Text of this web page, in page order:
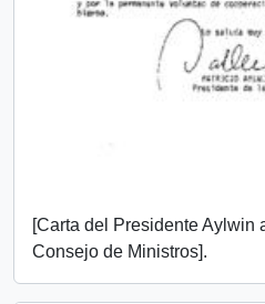
[Carta del Presidente Aylwin
Consejo de Ministros].